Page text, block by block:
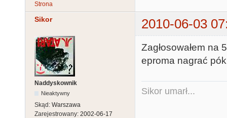
Strona
Sikor 2010-06-03
Naddyskownik
Nieaktywny
Skąd: Warszawa
Zarejestrowany: 2002-06-17
Zagłosowałem na
eproma nagrać
Sikor umarł...